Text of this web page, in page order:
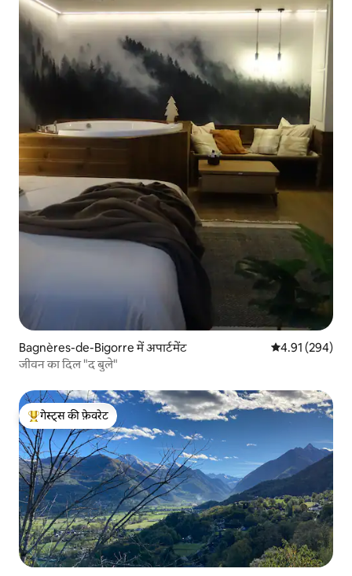
Bagnères-de-Bigorre में अपार्टमेंट औसत रेटिंग 5 में से
4.91 (294)
जीवन का दिल "द बुले"
गेस्ट्स का टॉप फ़ेवरेट
गेस्ट्स की फ़ेवरेट